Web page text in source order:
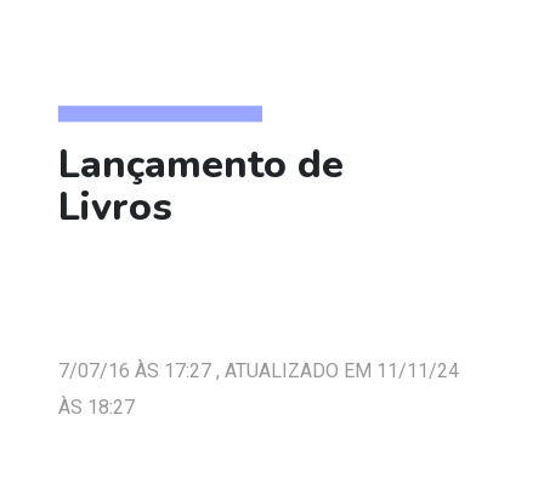
▅▅▅▅▅▅▅▅▅▅▅▅
Lançamento de
Livros
7/07/16 ÀS 17:27 , ATUALIZADO EM 11/11/24
ÀS 18:27